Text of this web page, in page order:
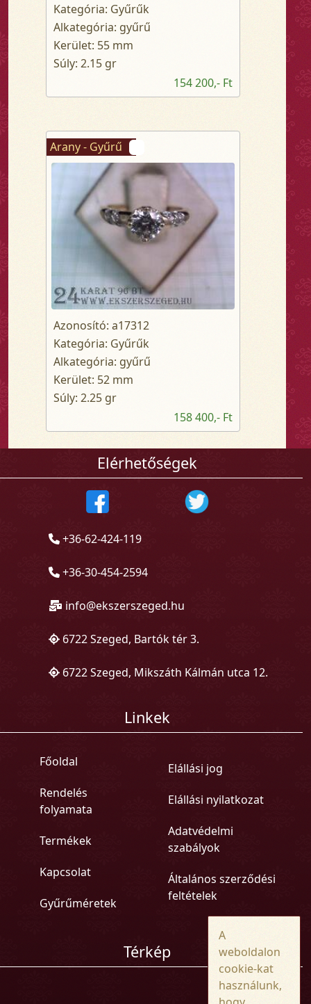
Kategória: Gyűrűk
Alkategória: gyűrű
Kerület: 55 mm
Súly: 2.15 gr
154 200,- Ft
Arany - Gyűrű
Azonosító: a17312
Kategória: Gyűrűk
Alkategória: gyűrű
Kerület: 52 mm
Súly: 2.25 gr
158 400,- Ft
Elérhetőségek
+36-62-424-119
+36-30-454-2594
info@ekszerszeged.hu
6722 Szeged, Bartók tér 3.
6722 Szeged, Mikszáth Kálmán utca 12.
Linkek
Főoldal
Rendelés
folyamata
Termékek
Kapcsolat
Gyűrűméretek
Elállási jog
Elállási nyilatkozat
Adatvédelmi
szabályok
Általános szerződési
feltételek
Térkép
A
weboldalon
cookie-kat
használunk,